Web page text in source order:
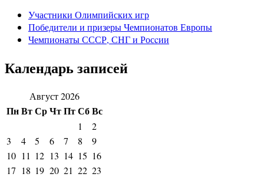
Участники Олимпийских игр
Победители и призеры Чемпионатов Европы
Чемпионаты СССР, СНГ и Росcии
Календарь записей
Август 2026
ПнВтСрЧтПтСбВс
1
2
3
4 5 6 7 8
9
10 11 12 13 14 15 16
17 18 19 20 21 22 23